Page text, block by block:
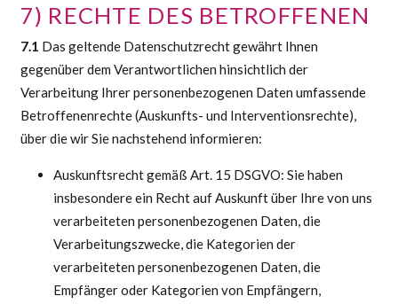
7) RECHTE DES BETROFFENEN
7.1 Das geltende Datenschutzrecht gewährt Ihnen
gegenüber dem Verantwortlichen hinsichtlich der
Verarbeitung Ihrer personenbezogenen Daten umfassende
Betroffenenrechte (Auskunfts- und Interventionsrechte),
über die wir Sie nachstehend informieren:
Auskunftsrecht gemäß Art. 15 DSGVO: Sie haben
insbesondere ein Recht auf Auskunft über Ihre von uns
verarbeiteten personenbezogenen Daten, die
Verarbeitungszwecke, die Kategorien der
verarbeiteten personenbezogenen Daten, die
Empfänger oder Kategorien von Empfängern,